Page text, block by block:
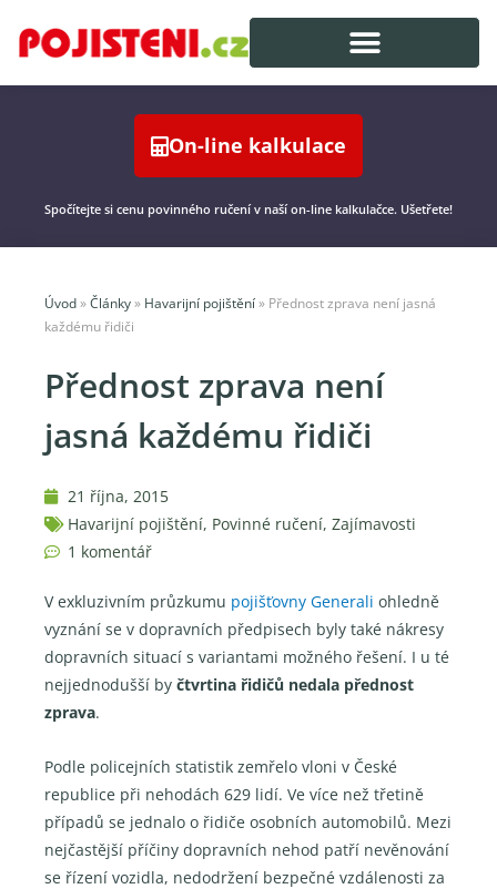
On-line kalkulace
Spočítejte si cenu povinného ručení v naší on-line kalkulačce. Ušetřete!
Úvod » Články » Havarijní pojištění » Přednost zprava není jasná
každému řidiči
Přednost zprava není
jasná každému řidiči
21 října, 2015
Havarijní pojištění, Povinné ručení, Zajímavosti
1 komentář
V exkluzivním průzkumu pojišťovny Generali ohledně
vyznání se v dopravních předpisech byly také nákresy
dopravních situací s variantami možného řešení. I u té
nejjednodušší by čtvrtina řidičů nedala přednost
zprava.
Podle policejních statistik zemřelo vloni v České
republice při nehodách 629 lidí. Ve více než třetině
případů se jednalo o řidiče osobních automobilů. Mezi
nejčastější příčiny dopravních nehod patří nevěnování
se řízení vozidla, nedodržení bezpečné vzdálenosti za